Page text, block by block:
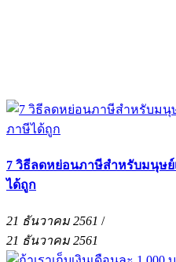
7 วิธีลดหย่อนภาษีสำหรับมนุษย์
ได้ถูก
21 ธันวาคม 2561 /
21 ธันวาคม 2561